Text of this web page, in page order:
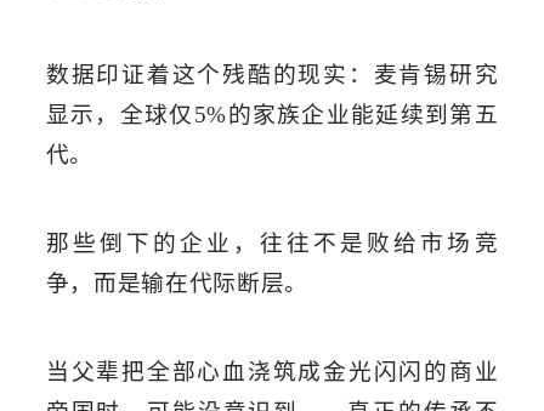
数据印证着这个残酷的现实：麦肯锡研究
显示，全球仅 5%的家族企业能延续到第五
代。
那些倒下的企业，往往不是败给市场竞
争，而是输在代际断层。
当父辈把全部心血浇筑成金光闪闪的商业